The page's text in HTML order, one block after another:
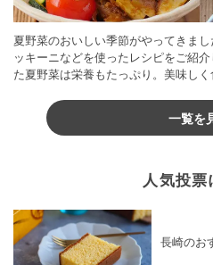
夏野菜のおいしい季節がやってきま
ッキーニなどを使ったレシピをご紹
た夏野菜は栄養もたっぷり。美味し
一覧を
人気投票
長崎のお